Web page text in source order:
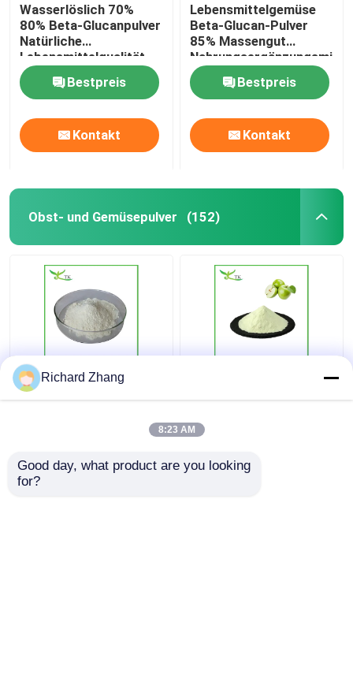
Wasserlöslich 70%
80% Beta-Glucanpulver
Natürliche
Lebensmittelqualität
Für die
Gesundheitsversorgung
Bestpreis
Kontakt
Lebensmittelgemüse
Beta-Glucan-Pulver
85% Massengut
Bestpreis
Kontakt
Obst- und Gemüsepulver (152)
Großhandelswaren
Obst und Gemüse
Pulver Gewichtsverlust
Getränke
Richard Zhang
8:23 AM
Good day, what product are you looking
for?